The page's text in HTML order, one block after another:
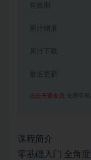
有效期
累计销量
累计下载
点击开通会员 免费享有
课程简介
零基础入门 全角